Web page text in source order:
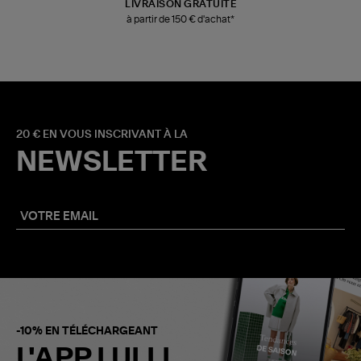
LIVRAISON GRATUITE
à partir de 150 € d'achat*
20 € EN VOUS INSCRIVANT À LA
NEWSLETTER
-10% EN TÉLÉCHARGEANT